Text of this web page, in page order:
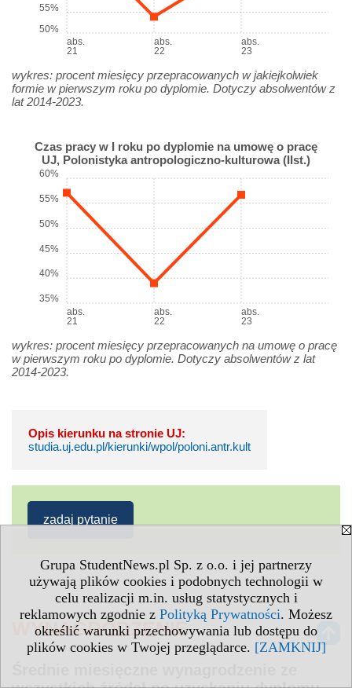
Grupa StudentNews.pl Sp. z o.o. i jej partnerzy
używają plików cookies i podobnych technologii w
celu realizacji m.in. usług statystycznych i
reklamowych zgodnie z Polityką Prywatności. Możesz
określić warunki przechowywania lub dostępu do
plików cookies w Twojej przeglądarce. [ZAMKNIJ]
abs.
21
abs.
22
abs.
23
50%
55%
wykres: procent miesięcy przepracowanych w jakiejkolwiek
formie w pierwszym roku po dyplomie. Dotyczy absolwentów z
lat 2014-2023.
Czas pracy w I roku po dyplomie na umowę o pracę
UJ, Polonistyka antropologiczno-kulturowa (IIst.)
abs.
21
abs.
22
abs.
23
35%
40%
45%
50%
55%
60%
wykres: procent miesięcy przepracowanych na umowę o pracę
w pierwszym roku po dyplomie. Dotyczy absolwentów z lat
2014-2023.
Opis kierunku na stronie UJ:
studia.uj.edu.pl/kierunki/wpol/poloni.antr.kult
zadaj pytanie
WYNAGRODZENIE